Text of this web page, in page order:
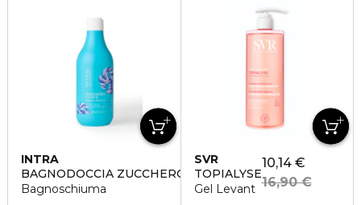
INTRA
BAGNODOCCIA ZUCCHERO FILATO
Bagnoschiuma
SVR
TOPIALYSE
Gel Levant
10,14 €
16,90 €